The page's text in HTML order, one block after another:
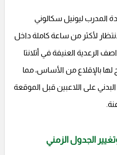
المدرب ليونيل سكالوني
لأكثر من ساعة كاملة داخل
الرعدية العنيفة في أتلانتا
بالإقلاع من الأساس، مما
على اللاعبين قبل الموقعة
الجدول الزمني